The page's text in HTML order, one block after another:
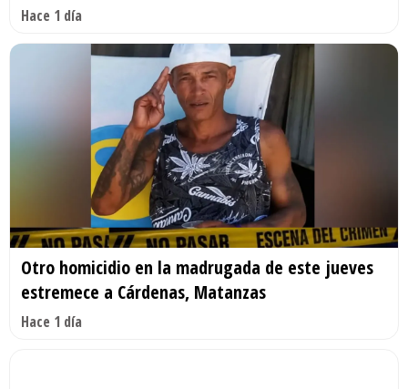
Hace 1 día
Otro homicidio en la madrugada de este jueves
estremece a Cárdenas, Matanzas
Hace 1 día